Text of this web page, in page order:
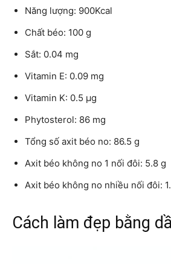
Năng lượng: 900Kcal
Chất béo: 100 g
Sắt: 0.04 mg
Vitamin E: 0.09 mg
Vitamin K: 0.5 µg
Phytosterol: 86 mg
Tổng số axit béo no: 86.5 g
Axit béo không no 1 nối đôi: 5.8 g
Axit béo không no nhiều nối đôi:
Cách làm đẹp bằng